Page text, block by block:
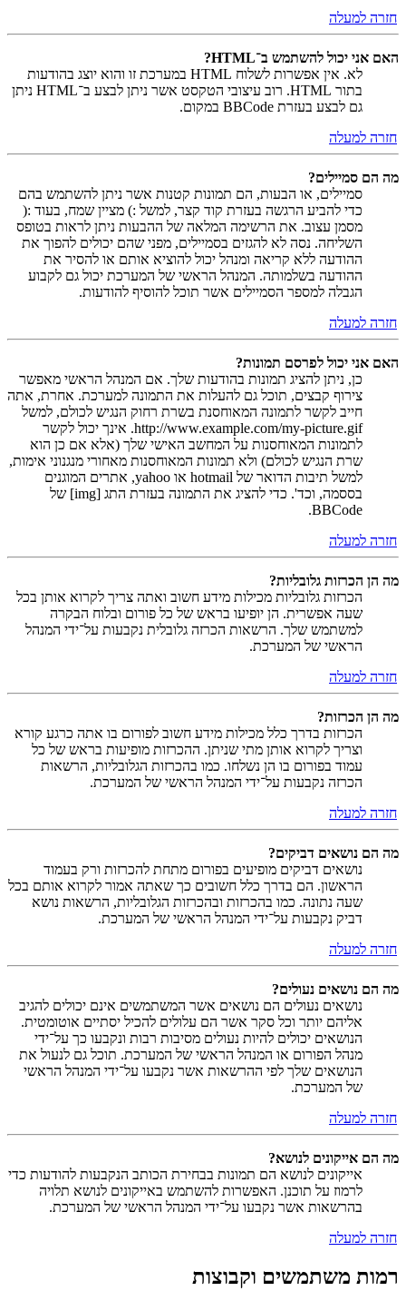
חזרה למעלה
האם אני יכול להשתמש ב־HTML?
לא. אין אפשרות לשלוח HTML במערכת זו והוא יוצג בהודעות
בתור HTML. רוב עיצובי הטקסט אשר ניתן לבצע ב־HTML ניתן
גם לבצע בעזרת BBCode במקום.
חזרה למעלה
מה הם סמיילים?
סמיילים, או הבעות, הם תמונות קטנות אשר ניתן להשתמש בהם
כדי להביע הרגשה בעזרת קוד קצר, למשל :) מציין שמח, בעוד :(
מסמן עצוב. את הרשימה המלאה של ההבעות ניתן לראות בטופס
השליחה. נסה לא להגזים בסמיילים, מפני שהם יכולים להפוך את
ההודעה ללא קריאה ומנהל יכול להוציא אותם או להסיר את
ההודעה בשלמותה. המנהל הראשי של המערכת יכול גם לקבוע
הגבלה למספר הסמיילים אשר תוכל להוסיף להודעות.
חזרה למעלה
האם אני יכול לפרסם תמונות?
כן, ניתן להציג תמונות בהודעות שלך. אם המנהל הראשי מאפשר
צירוף קבצים, תוכל גם להעלות את התמונה למערכת. אחרת, אתה
חייב לקשר לתמונה המאוחסנת בשרת רחוק הנגיש לכולם, למשל
http://www.example.com/my-picture.gif. אינך יכול לקשר
לתמונות המאוחסנות על המחשב האישי שלך (אלא אם כן הוא
שרת הנגיש לכולם) ולא תמונות המאוחסנות מאחורי מנגנוני אימות,
למשל תיבות הדואר של hotmail או yahoo, אתרים המוגנים
בססמה, וכד'. כדי להציג את התמונה בעזרת התג [img] של
BBCode.
חזרה למעלה
מה הן הכרזות גלובליות?
הכרזות גלובליות מכילות מידע חשוב ואתה צריך לקרוא אותן בכל
שעה אפשרית. הן יופיעו בראש של כל פורום ובלוח הבקרה
למשתמש שלך. הרשאות הכרזה גלובלית נקבעות על־ידי המנהל
הראשי של המערכת.
חזרה למעלה
מה הן הכרזות?
הכרזות בדרך כלל מכילות מידע חשוב לפורום בו אתה כרגע קורא
וצריך לקרוא אותן מתי שניתן. ההכרזות מופיעות בראש של כל
עמוד בפורום בו הן נשלחו. כמו בהכרזות הגלובליות, הרשאות
הכרזה נקבעות על־ידי המנהל הראשי של המערכת.
חזרה למעלה
מה הם נושאים דביקים?
נושאים דביקים מופיעים בפורום מתחת להכרזות ורק בעמוד
הראשון. הם בדרך כלל חשובים כך שאתה אמור לקרוא אותם בכל
שעה נתונה. כמו בהכרזות ובהכרזות הגלובליות, הרשאות נושא
דביק נקבעות על־ידי המנהל הראשי של המערכת.
חזרה למעלה
מה הם נושאים נעולים?
נושאים נעולים הם נושאים אשר המשתמשים אינם יכולים להגיב
אליהם יותר וכל סקר אשר הם עלולים להכיל יסתיים אוטומטית.
הנושאים יכולים להיות נעולים מסיבות רבות ונקבעו כך על־ידי
מנהל הפורום או המנהל הראשי של המערכת. תוכל גם לנעול את
הנושאים שלך לפי ההרשאות אשר נקבעו על־ידי המנהל הראשי
של המערכת.
חזרה למעלה
מה הם אייקונים לנושא?
אייקונים לנושא הם תמונות בבחירת הכותב הנקבעות להודעות כדי
לרמוז על תוכנן. האפשרות להשתמש באייקונים לנושא תלויה
בהרשאות אשר נקבעו על־ידי המנהל הראשי של המערכת.
חזרה למעלה
רמות משתמשים וקבוצות